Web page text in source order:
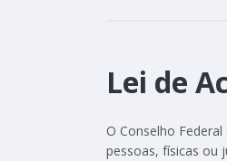
Lei de
O Conselho
pessoas, físicas ou